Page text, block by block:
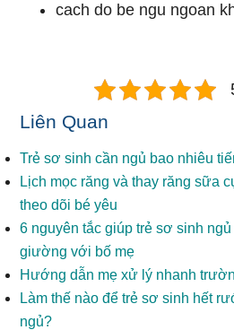
cach do be ngu ngoan
Liên Quan
Trẻ sơ sinh cần ngủ bao nhiêu
Lịch mọc răng và thay răng sữa
theo dõi bé yêu
6 nguyên tắc giúp trẻ sơ sinh
giường với bố mẹ
Hướng dẫn mẹ xử lý nhanh
Làm thế nào để trẻ sơ sinh hết
ngủ?